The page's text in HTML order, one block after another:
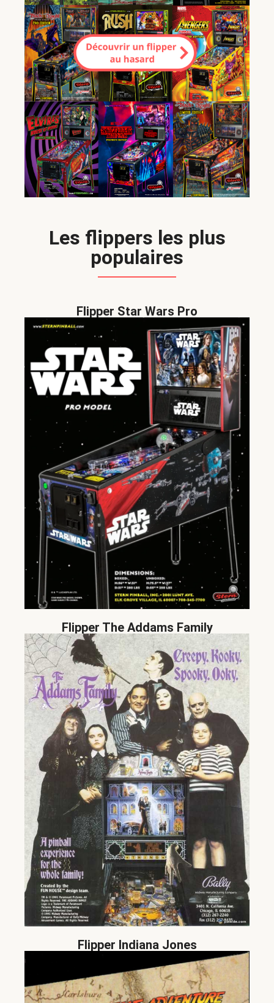
Les flippers les plus
populaires
Flipper Star Wars Pro
Flipper The Addams Family
Flipper Indiana Jones